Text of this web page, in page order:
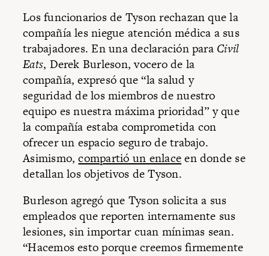
Los funcionarios de Tyson rechazan que la
compañía les niegue atención médica a sus
trabajadores. En una declaración para Civil
Eats, Derek Burleson, vocero de la
compañía, expresó que “la salud y
seguridad de los miembros de nuestro
equipo es nuestra máxima prioridad” y que
la compañía estaba comprometida con
ofrecer un espacio seguro de trabajo.
Asimismo,compartió un enlaceen donde se
detallan los objetivos de Tyson.
Burleson agregó que Tyson solicita a sus
empleados que reporten internamente sus
lesiones, sin importar cuan mínimas sean.
“Hacemos esto porque creemos firmemente